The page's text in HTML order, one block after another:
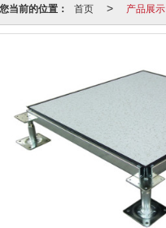
您当前的位置： 首页 > 产品展示